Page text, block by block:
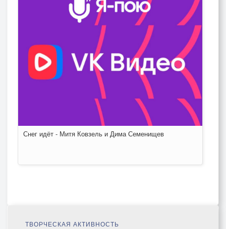
Снег идёт - Митя Ковзель и Дима Семенищев
ТВОРЧЕСКАЯ АКТИВНОСТЬ